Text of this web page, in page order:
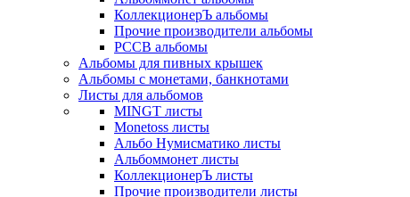
КоллекционерЪ альбомы
Прочие производители альбомы
РССВ альбомы
Альбомы для пивных крышек
Альбомы с монетами, банкнотами
Листы для альбомов
MINGT листы
Monetoss листы
Альбо Нумисматико листы
Альбоммонет листы
КоллекционерЪ листы
Прочие производители листы